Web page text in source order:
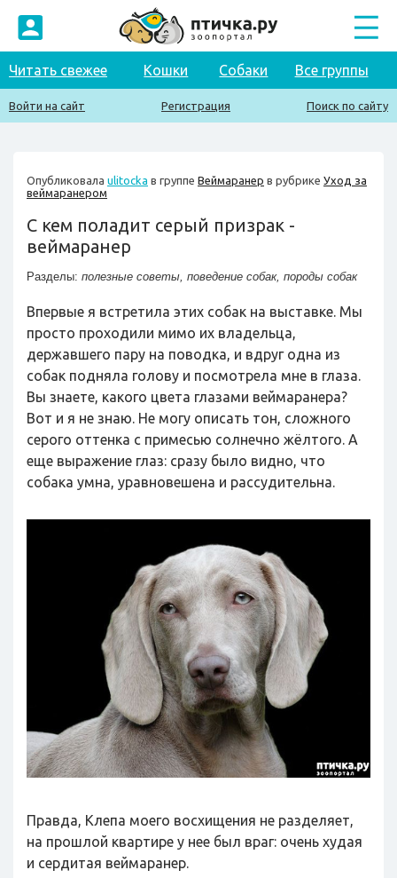
Читать свежее Кошки Собаки Все группы
Войти на сайт Регистрация Поиск по сайту
Опубликовала ulitocka в группе Веймаранер в рубрике Уход за
веймаранером
С кем поладит серый призрак -
веймаранер
Разделы: полезные советы, поведение собак, породы собак
Впервые я встретила этих собак на выставке. Мы
просто проходили мимо их владельца,
державшего пару на поводка, и вдруг одна из
собак подняла голову и посмотрела мне в глаза.
Вы знаете, какого цвета глазами веймаранера?
Вот и я не знаю. Не могу описать тон, сложного
серого оттенка с примесью солнечно жёлтого. А
еще выражение глаз: сразу было видно, что
собака умна, уравновешена и рассудительна.
Правда, Клепа моего восхищения не разделяет,
на прошлой квартире у нее был враг: очень худая
и сердитая веймаранер.